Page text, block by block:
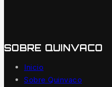
SOBRE QUINVACO
Inicio
Sobre Quinvaco